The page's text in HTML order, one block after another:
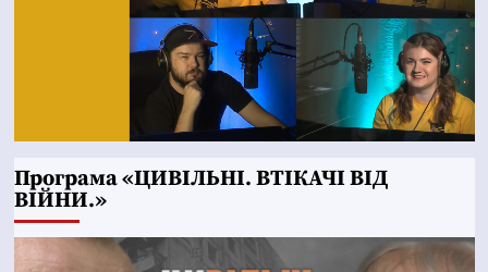
Програма «ЦИВІЛЬНІ. ВТІКАЧІ ВІД
ВІЙНИ.»